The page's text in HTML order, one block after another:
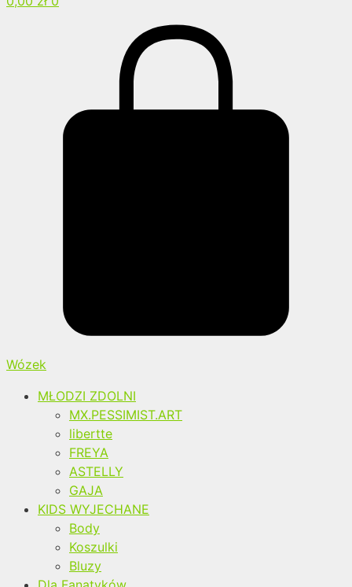
Wózek
MŁODZI ZDOLNI
MX.PESSIMIST.ART
libertte
FREYA
ASTELLY
GAJA
KIDS WYJECHANE
Body
Koszulki
Bluzy